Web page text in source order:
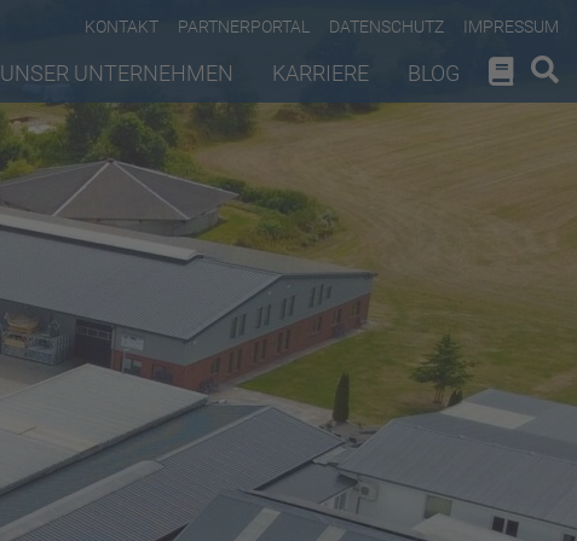
KONTAKT PARTNERPORTAL DATENSCHUTZ IMPRESSUM
UNSER UNTERNEHMEN KARRIERE BLOG